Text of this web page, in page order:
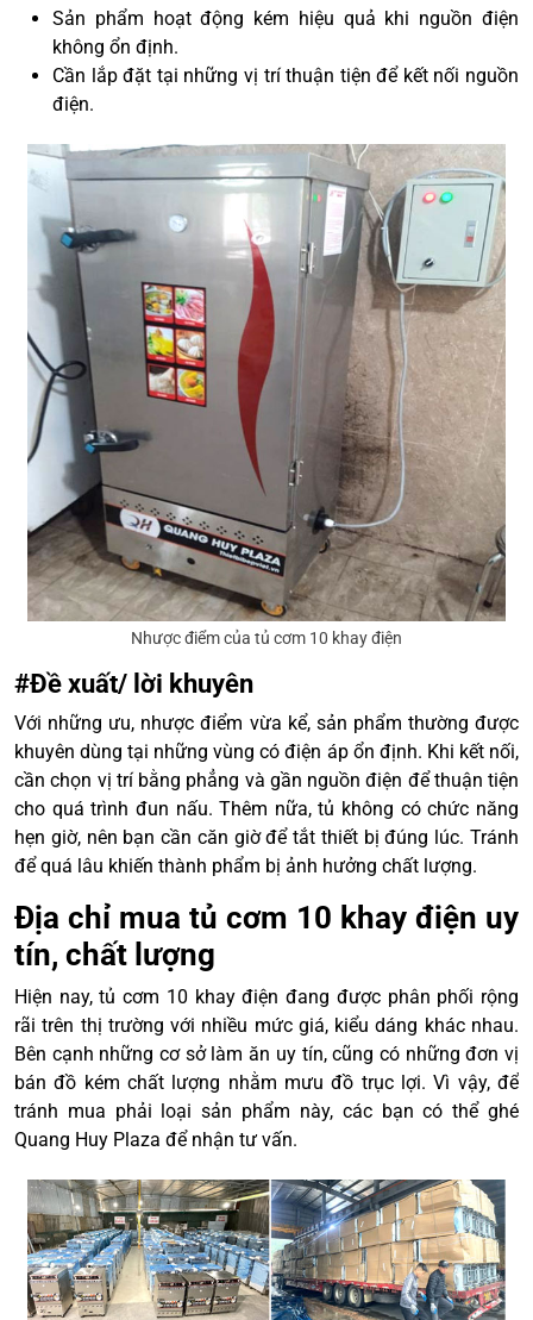
Sản phẩm hoạt động kém hiệu quả khi nguồn điện
không ổn định.
Cần lắp đặt tại những vị trí thuận tiện để kết nối nguồn
điện.
Nhược điểm của tủ cơm 10 khay điện
#Đề xuất/ lời khuyên
Với những ưu, nhược điểm vừa kể, sản phẩm thường được
khuyên dùng tại những vùng có điện áp ổn định. Khi kết nối,
cần chọn vị trí bằng phẳng và gần nguồn điện để thuận tiện
cho quá trình đun nấu. Thêm nữa, tủ không có chức năng
hẹn giờ, nên bạn cần căn giờ để tắt thiết bị đúng lúc. Tránh
để quá lâu khiến thành phẩm bị ảnh hưởng chất lượng.
Địa chỉ mua tủ cơm 10 khay điện uy
tín, chất lượng
Hiện nay, tủ cơm 10 khay điện đang được phân phối rộng
rãi trên thị trường với nhiều mức giá, kiểu dáng khác nhau.
Bên cạnh những cơ sở làm ăn uy tín, cũng có những đơn vị
bán đồ kém chất lượng nhằm mưu đồ trục lợi. Vì vậy, để
tránh mua phải loại sản phẩm này, các bạn có thể ghé
Quang Huy Plaza để nhận tư vấn.